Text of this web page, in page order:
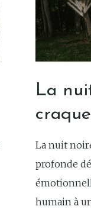
La
La nuit
profonde
humain à